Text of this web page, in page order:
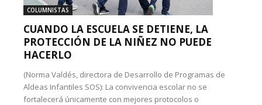
COLUMNISTAS
CUANDO LA ESCUELA SE DETIENE, LA
PROTECCIÓN DE LA NIÑEZ NO PUEDE
HACERLO
(Norma Valdés, directora de Desarrollo de Programas de
Aldeas Infantiles SOS): La convivencia escolar no se
fortalecerá únicamente con mejores protocolos o